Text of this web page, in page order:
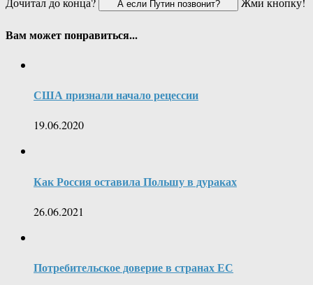
Вам может понравиться...
США признали начало рецессии
19.06.2020
Как Россия оставила Польшу в дураках
26.06.2021
Потребительское доверие в странах ЕС